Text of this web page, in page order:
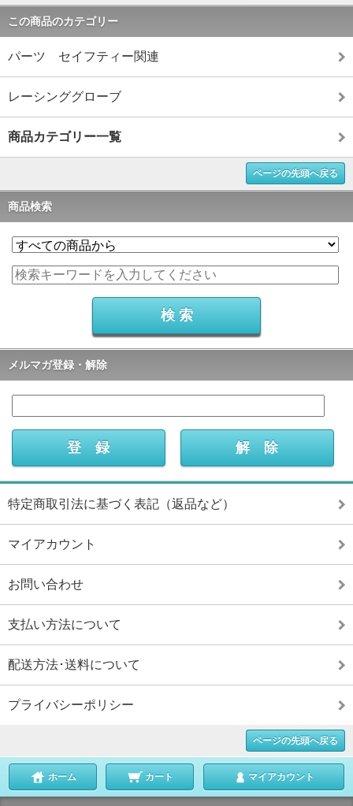
この商品のカテゴリー
パーツ セイフティー関連
レーシンググローブ
商品カテゴリー一覧
ページの先頭へ戻る
商品検索
メルマガ登録・解除
特定商取引法に基づく表記（返品など）
マイアカウント
お問い合わせ
支払い方法について
配送方法･送料について
プライバシーポリシー
ページの先頭へ戻る
ホーム カート マイアカウント